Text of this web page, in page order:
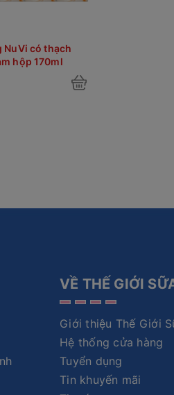
NuVi có thạch
hộp 170ml
VỀ THẾ GIỚI
Giới thiệu Thế Giới
Hệ thống cửa hàng
Tuyển dụng
Tin khuyến mãi